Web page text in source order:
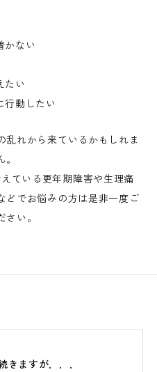
かない
たい
行動したい
乱れから来ているかもしれま
ている更年期障害や生理痛
どでお悩みの方は是非一度ご
さい。
きますが．．．